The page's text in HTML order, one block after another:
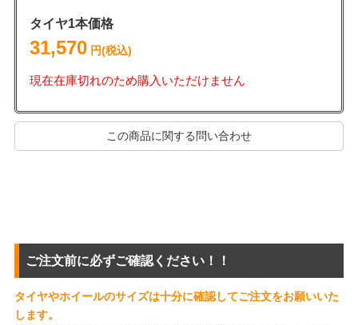
タイヤ1本価格
31,570円(税込)
現在在庫切れのため購入いただけません
この商品に関する問い合わせ
ご注文前に必ずご確認ください！！
タイヤやホイールのサイズは十分に確認してご注文をお願いいた
します。